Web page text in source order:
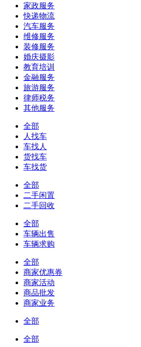
家政服务
快递物流
汽车服务
维修服务
装修服务
婚庆摄影
教育培训
金融服务
旅游服务
律师税务
其他服务
全部
人找车
车找人
货找车
车找货
全部
二手闲置
二手回收
全部
车辆出售
车辆求购
全部
商家优惠券
商家活动
商品批发
商家业务
全部
全部